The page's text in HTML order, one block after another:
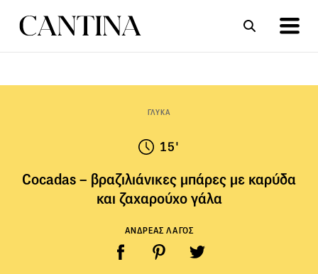
ΓΛΥΚΑ
15'
Cοcadas – βραζιλιάνικες μπάρες με καρύδα
και ζαχαρούχο γάλα
ΑΝΔΡΕΑΣ ΛΑΓΟΣ